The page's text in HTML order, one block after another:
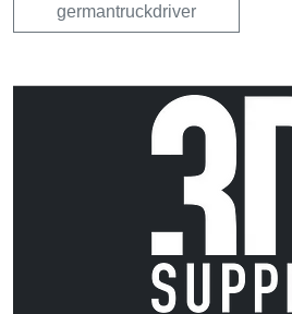
germantruckdriver